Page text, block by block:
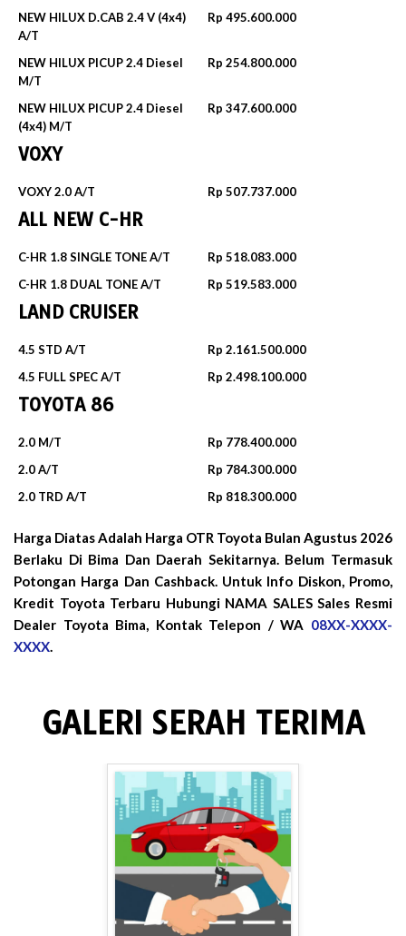
NEW HILUX D.CAB 2.4 V (4x4)
A/T
Rp 495.600.000
NEW HILUX PICUP 2.4 Diesel
M/T
Rp 254.800.000
NEW HILUX PICUP 2.4 Diesel
(4x4) M/T
Rp 347.600.000
VOXY
VOXY 2.0 A/T Rp 507.737.000
ALL NEW C-HR
C-HR 1.8 SINGLE TONE A/T
Rp 518.083.000
C-HR 1.8 DUAL TONE A/T
Rp 519.583.000
LAND CRUISER
4.5 STD A/T
Rp 2.161.500.000
4.5 FULL SPEC A/T
Rp 2.498.100.000
TOYOTA 86
2.0 M/T
Rp 778.400.000
2.0 A/T
Rp 784.300.000
2.0 TRD A/T
Rp 818.300.000
Harga Diatas Adalah Harga OTR Toyota Bulan Agustus 2026
Berlaku Di Bima Dan Daerah Sekitarnya. Belum Termasuk
Potongan Harga Dan Cashback. Untuk Info Diskon, Promo,
Kredit Toyota Terbaru Hubungi NAMA SALES Sales Resmi
Dealer Toyota Bima, Kontak Telepon / WA 08XX-XXXX-
XXXX.
GALERI SERAH TERIMA